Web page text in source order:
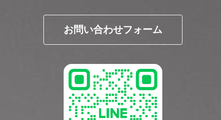
お問い合わせフォーム